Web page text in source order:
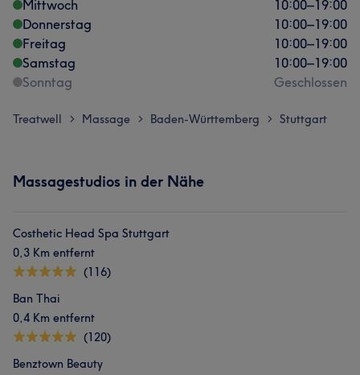
Mittwoch
10:00–19:00
Donnerstag
10:00–19:00
Freitag
10:00–19:00
Samstag
10:00–19:00
Sonntag
Geschlossen
Treatwell > Massage > Baden-Württemberg > Stuttgart
Massagestudios in der Nähe
Costhetic Head Spa Stuttgart
0,3 Km entfernt
(116)
Ban Thai
0,4 Km entfernt
(120)
Benztown Beauty